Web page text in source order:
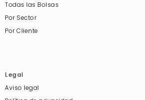
Todas las Bolsas
Por Sector
Por Cliente
Legal
Aviso legal